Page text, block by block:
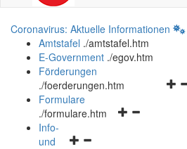
Coronavirus: Aktuelle Informationen
Amtstafel ./amtstafel.htm
E-Government ./egov.htm
Förderungen
./foerderungen.htm
Navigationsmenü
Formulare
./formulare.htm
Navigationsmenü
Info-
und